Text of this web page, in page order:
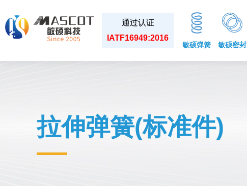
通过认证
IATF16949:2016
敏硕弹簧 敏硕密封
拉伸弹簧(标准件)